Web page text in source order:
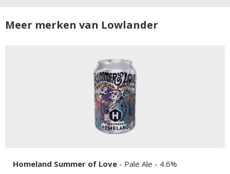
Meer merken van Lowlander
Homeland Summer of Love - Pale Ale - 4.6%